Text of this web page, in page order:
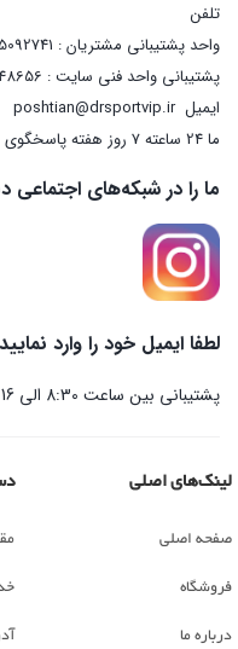
تلفن
پشتیبانی واحد فنی سایت : 09058048656
ایمیلposhtian@drsportvip.ir
ما 24 ساعته 7 روز هفته پاسخگوی شما هستیم.
ما را در شبکه‌های اجتماعی
لطفا ایمیل خود را وارد نمایید
پشتیبانی بین ساعت 8:30 الی 16
لینک‌های اصلی
صفحه اصلی
فروشگاه
درباره ما